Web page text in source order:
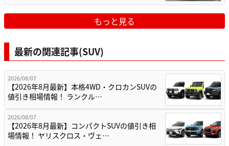
もっと見る
最新の関連記事(SUV)
2026/08/07
【2026年8月最新】本格4WD・クロカンSUVの
値引き相場情報！ ランクル…
2026/08/07
【2026年8月最新】コンパクトSUVの値引き相
場情報！ ヤリスクロス・ヴェ…